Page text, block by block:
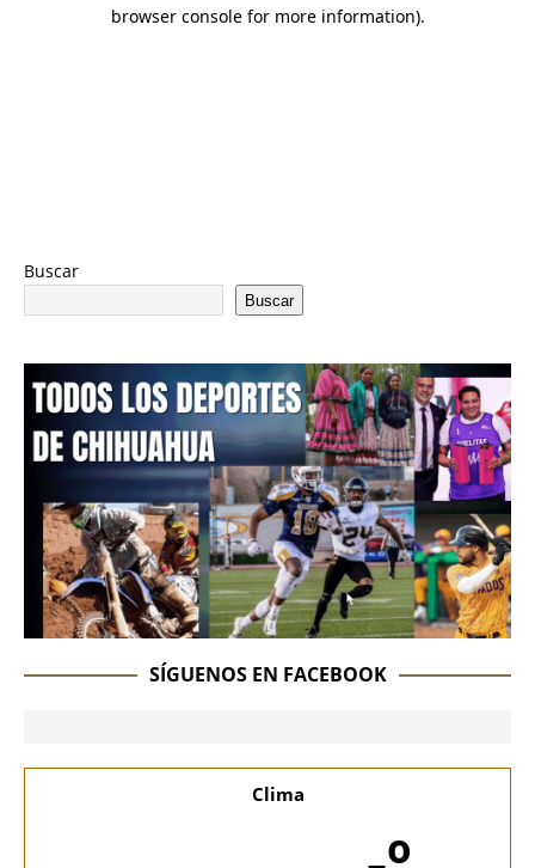
Buscar
Buscar
SÍGUENOS EN FACEBOOK
Clima